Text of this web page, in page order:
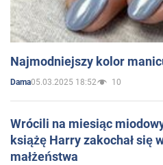
Najmodniejszy kolor
Dama05.03.2025 18:52 10
Wrócili na miesiąc
książę Harry zakochał się
małżeństwa